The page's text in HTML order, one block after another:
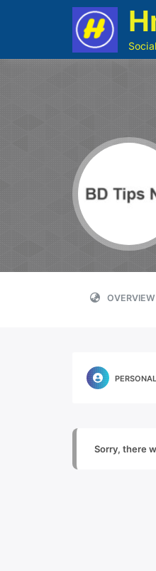
OVERVIEW
PERSONAL
Sorry, there